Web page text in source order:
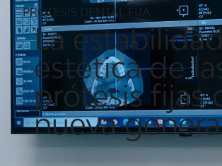
PRÓTESIS DENTAL FIJA
La
estética de
prótesis fijas
nueva